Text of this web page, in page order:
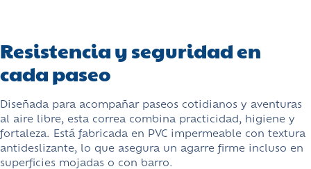
Resistencia y seguridad en
cada paseo
Diseñada para acompañar paseos cotidianos y aventuras
al aire libre, esta correa combina practicidad, higiene y
fortaleza. Está fabricada en PVC impermeable con textura
antideslizante, lo que asegura un agarre firme incluso en
superficies mojadas o con barro.